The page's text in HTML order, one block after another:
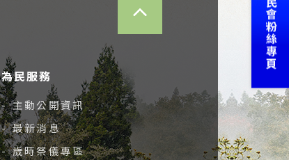
為民服務
- 主動公開資訊
- 最新消息
- 歲時祭儀專區